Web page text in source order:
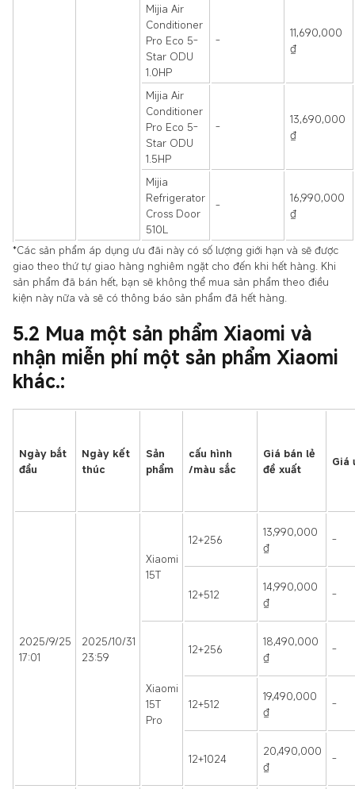
Mijia Air
Conditioner
Pro Eco 5-
Star ODU
1.0HP
-
11,690,000
₫
Mijia Air
Conditioner
Pro Eco 5-
Star ODU
1.5HP
-
13,690,000
₫
Mijia
Refrigerator
Cross Door
510L
-
16,990,000
₫
*Các sản phẩm áp dụng ưu đãi này có số lượng giới hạn và sẽ được
giao theo thứ tự giao hàng nghiêm ngặt cho đến khi hết hàng. Khi
sản phẩm đã bán hết, bạn sẽ không thể mua sản phẩm theo điều
kiện này nữa và sẽ có thông báo sản phẩm đã hết hàng.
5.2 Mua một sản phẩm Xiaomi và
nhận miễn phí một sản phẩm Xiaomi
khác.:
Ngày bắt
đầu
Ngày kết
thúc
Sản
phẩm
cấu hình
/màu sắc
Giá bán lẻ
đề xuất
Giá
2025/9/25
17:01
2025/10/31
23:59
Xiaomi
15T
12+256
13,990,000
₫
-
12+512
14,990,000
₫
-
Xiaomi
15T
Pro
12+256
18,490,000
₫
-
12+512
19,490,000
₫
-
12+1024
20,490,000
₫
-